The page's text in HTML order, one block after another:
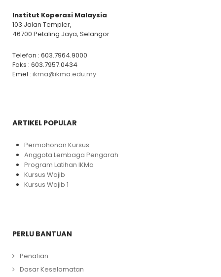
Institut Koperasi Malaysia
103 Jalan Templer,
46700 Petaling Jaya, Selangor
Telefon : 603.7964.9000
Faks : 603.7957.0434
Emel : ikma@ikma.edu.my
ARTIKEL POPULAR
Permohonan Kursus
Anggota Lembaga Pengarah
Program Latihan IKMa
Kursus Wajib
Kursus Wajib 1
PERLU BANTUAN
Penafian
Dasar Keselamatan